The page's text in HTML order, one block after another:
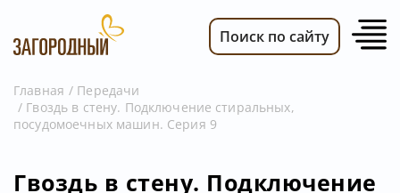
ПЕРЕДАЧИ
Поиск по сайту
Главная
Передачи
Гвоздь в стену. Подключение стиральных,
посудомоечных машин. Серия 9
Гвоздь в стену. Подключение